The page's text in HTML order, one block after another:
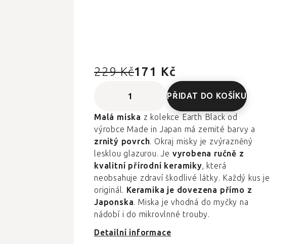
229 Kč171 Kč
PŘIDAT DO KOŠÍKU
Malá miska z kolekce Earth Black od
výrobce Made in Japan má zemité barvy a
zrnitý povrch. Okraj misky je zvýrazněný
lesklou glazurou. Je vyrobena ručně z
kvalitní přírodní keramiky, která
neobsahuje zdraví škodlivé látky. Každý kus je
originál. Keramika je dovezena přímo z
Japonska. Miska je vhodná do myčky na
nádobí i do mikrovlnné trouby.
Detailní informace